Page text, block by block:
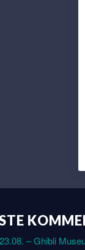
23.08. – Ghibli